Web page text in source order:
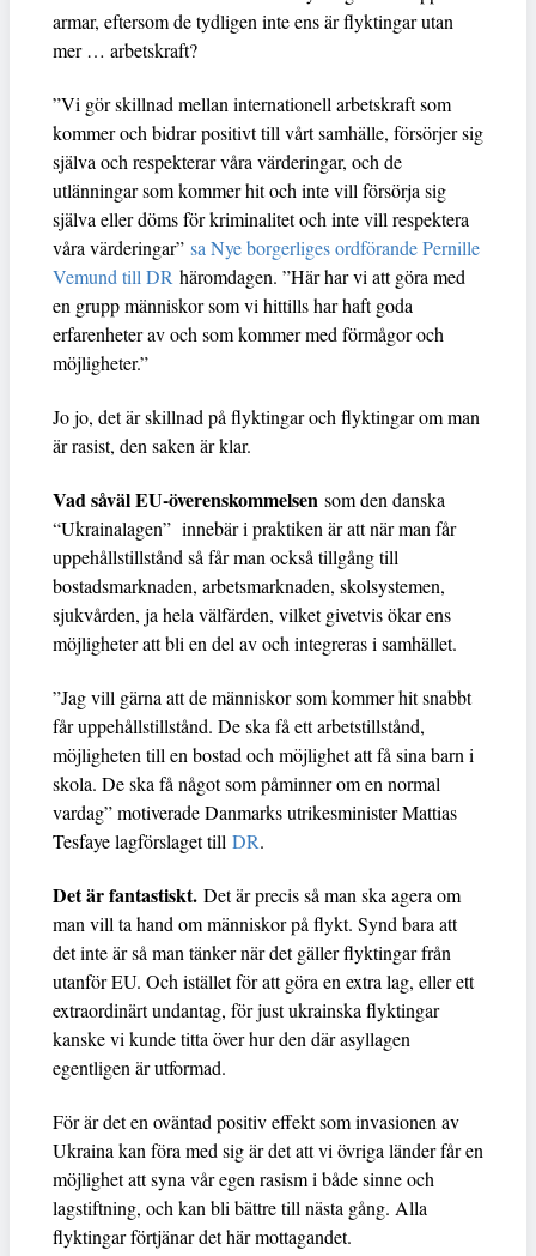
armar, eftersom de tydligen inte ens är flyktingar utan
mer … arbetskraft?
”Vi gör skillnad mellan internationell arbetskraft som
kommer och bidrar positivt till vårt samhälle, försörjer sig
själva och respekterar våra värderingar, och de
utlänningar som kommer hit och inte vill försörja sig
själva eller döms för kriminalitet och inte vill respektera
våra värderingar” sa Nye borgerliges ordförande Pernille
Vemund till DR häromdagen. ”Här har vi att göra med
en grupp människor som vi hittills har haft goda
erfarenheter av och som kommer med förmågor och
möjligheter.”
Jo jo, det är skillnad på flyktingar och flyktingar om man
är rasist, den saken är klar.
Vad såväl EU-överenskommelsen som den danska
“Ukrainalagen” innebär i praktiken är att när man får
uppehållstillstånd så får man också tillgång till
bostadsmarknaden, arbetsmarknaden, skolsystemen,
sjukvården, ja hela välfärden, vilket givetvis ökar ens
möjligheter att bli en del av och integreras i samhället.
”Jag vill gärna att de människor som kommer hit snabbt
får uppehållstillstånd. De ska få ett arbetstillstånd,
möjligheten till en bostad och möjlighet att få sina barn i
skola. De ska få något som påminner om en normal
vardag” motiverade Danmarks utrikesminister Mattias
Tesfaye lagförslaget till DR.
Det är fantastiskt. Det är precis så man ska agera om
man vill ta hand om människor på flykt. Synd bara att
det inte är så man tänker när det gäller flyktingar från
utanför EU. Och istället för att göra en extra lag, eller ett
extraordinärt undantag, för just ukrainska flyktingar
kanske vi kunde titta över hur den där asyllagen
egentligen är utformad.
För är det en oväntad positiv effekt som invasionen av
Ukraina kan föra med sig är det att vi övriga länder får en
möjlighet att syna vår egen rasism i både sinne och
lagstiftning, och kan bli bättre till nästa gång. Alla
flyktingar förtjänar det här mottagandet.